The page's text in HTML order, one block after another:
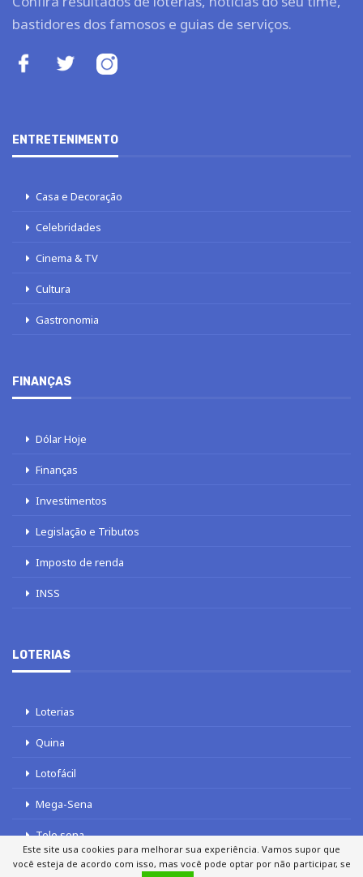
bastidores dos famosos e guias de serviços.
ENTRETENIMENTO
Casa e Decoração
Celebridades
Cinema & TV
Cultura
Gastronomia
FINANÇAS
Dólar Hoje
Finanças
Investimentos
Legislação e Tributos
Imposto de renda
INSS
LOTERIAS
Loterias
Quina
Lotofácil
Mega-Sena
Tele sena
Este site usa cookies para melhorar sua experiência. Vamos supor que
você esteja de acordo com isso, mas você pode optar por não participar, se